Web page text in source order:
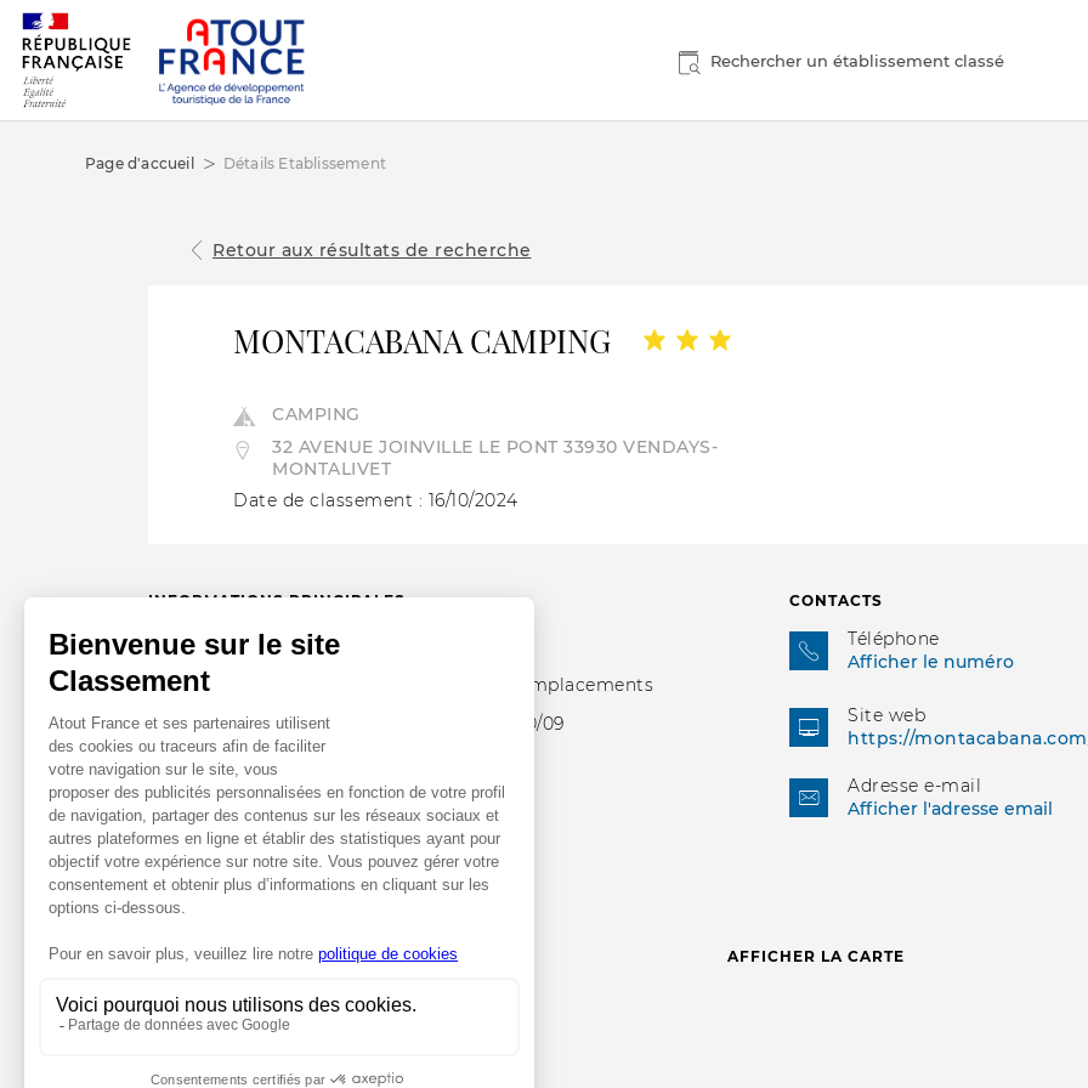
Rechercher un établissement classé
Page d'accueil Détails Etablissement
Retour aux résultats de recherche
MONTACABANA CAMPING
CAMPING
32 AVENUE JOINVILLE LE PONT 33930 VENDAYS-
MONTALIVET
Date de classement : 16/10/2024
INFORMATIONS PRINCIPALES
Catégorie : Tourisme
Capacité d'accueil : 255 personnes ,
85 emplacements
Périodes d'ouverture
Du 01/05 au 30/09
CONTACTS
Téléphone
Afficher le numéro
Site web
https://
Adresse e-mail
Afficher l'adresse email
AFFICHER LA CARTE